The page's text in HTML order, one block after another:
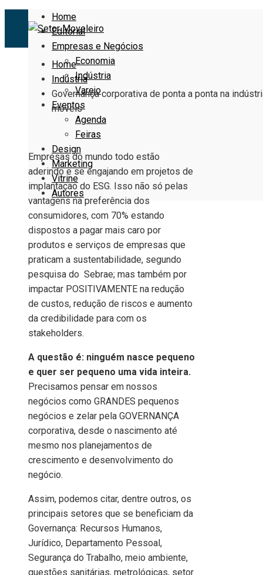
Home
Editorial
Empresas e Negócios
Economia
Indústria
Varejo
Eventos
Agenda
Feiras
Design
Marketing
Vitrine
Autores
Home
Indústria
Governança corporativa de ponta a ponta na
móveis
Empresas do mundo todo estão
aderindo e se engajando em projetos de
implantação do ESG. Isso não só pelas
vantagens na preferência dos
consumidores, com 70% estando
dispostos a pagar mais caro por
produtos e serviços de empresas que
praticam a sustentabilidade, segundo
pesquisa do Sebrae; mas também por
impactar POSITIVAMENTE na redução
de custos, redução de riscos e aumento
da credibilidade para com os
stakeholders.
A questão é: ninguém nasce pequeno
e quer ser pequeno uma vida inteira.
Precisamos pensar em nossos
negócios como GRANDES pequenos
negócios e zelar pela GOVERNANÇA
corporativa, desde o nascimento até
mesmo nos planejamentos de
crescimento e desenvolvimento do
negócio.
Assim, podemos citar, dentre outros, os
principais setores que se beneficiam da
Governança: Recursos Humanos,
Jurídico, Departamento Pessoal,
Segurança do Trabalho, meio ambiente,
questões sanitárias, metrológicas, setor